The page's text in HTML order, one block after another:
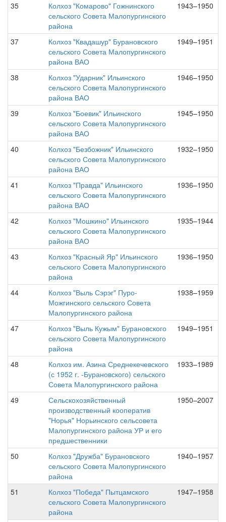
35
Колхоз "Комарово" Гожнинского
сельского Совета Малопургинского
района
1943–1950
37
Колхоз "Квадашур" Бурановского
сельского Совета Малопургинского
района ВАО
1949–1951
38
Колхоз "Ударник" Ильинского
сельского Совета Малопургинского
района ВАО
1946–1950
39
Колхоз "Боевик" Ильинского
сельского Совета Малопургинского
района ВАО
1945–1950
40
Колхоз "Безбожник" Ильинского
сельского Совета Малопургинского
района ВАО
1932–1950
41
Колхоз "Правда" Ильинского
сельского Совета Малопургинского
района ВАО
1936–1950
42
Колхоз "Мошкино" Ильинского
сельского Совета Малопургинского
района ВАО
1935–1944
43
Колхоз "Красный Яр" Ильинского
сельского Совета Малопургинского
района
1936–1950
44
Колхоз "Выль Сэрэг" Пуро-
Можгинского сельского Совета
Малопургинского района
1938–1959
47
Колхоз "Выль Кужым" Бурановского
сельского Совета Малопургинского
района
1949–1951
48
Колхоз им. Азина Среднекечевского
(с 1952 г. -Бурановского) сельского
Совета Малопургинского района
1933–1989
49
Сельскохозяйственный
производственный кооператив
"Норья" Норьинского сельсовета
Малопургинского района УР и его
предшественники
1950–2007
50
Колхоз "Дружба" Бурановского
сельского Совета Малопургинского
района
1940–1957
51
Колхоз "Победа" Пытцамского
сельского Совета Малопургинского
района
1947–1958